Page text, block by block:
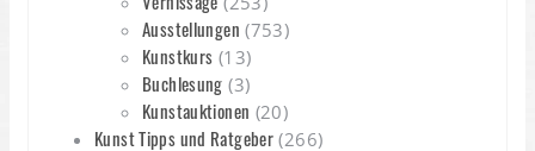
Ausstellungen (753)
Kunstkurs (13)
Buchlesung (3)
Kunstauktionen (20)
Kunst Tipps und Ratgeber (266)